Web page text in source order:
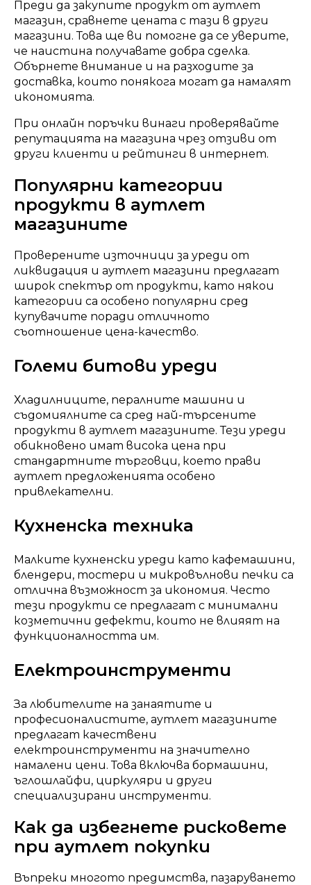
Преди да закупите продукт от аутлет
магазин, сравнете цената с тази в други
магазини. Това ще ви помогне да се уверите,
че наистина получавате добра сделка.
Обърнете внимание и на разходите за
доставка, които понякога могат да намалят
икономията.
При онлайн поръчки винаги проверявайте
репутацията на магазина чрез отзиви от
други клиенти и рейтинги в интернет.
Популярни категории
продукти в аутлет
магазините
Проверените източници за уреди от
ликвидация и аутлет магазини предлагат
широк спектър от продукти, като някои
категории са особено популярни сред
купувачите поради отличното
съотношение цена-качество.
Големи битови уреди
Хладилниците, пералните машини и
съдомиялните са сред най-търсените
продукти в аутлет магазините. Тези уреди
обикновено имат висока цена при
стандартните търговци, което прави
аутлет предложенията особено
привлекателни.
Кухненска техника
Малките кухненски уреди като кафемашини,
блендери, тостери и микровълнови печки са
отлична възможност за икономия. Често
тези продукти се предлагат с минимални
козметични дефекти, които не влияят на
функционалността им.
Електроинструменти
За любителите на занаятите и
професионалистите, аутлет магазините
предлагат качествени
електроинструменти на значително
намалени цени. Това включва бормашини,
ъглошлайфи, циркуляри и други
специализирани инструменти.
Как да избегнете рисковете
при аутлет покупки
Въпреки многото предимства, пазаруването